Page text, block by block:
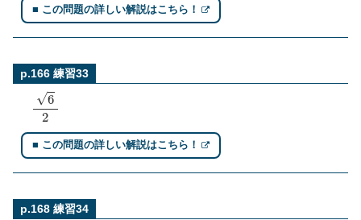
■ この問題の詳しい解説はこちら！
p.166 練習33
62
■ この問題の詳しい解説はこちら！
p.168 練習34